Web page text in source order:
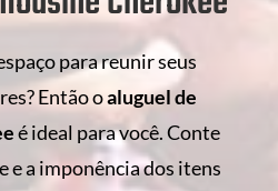
para reunir seus
Então oaluguel de
é ideal para você. Conte
e a imponência dos itens